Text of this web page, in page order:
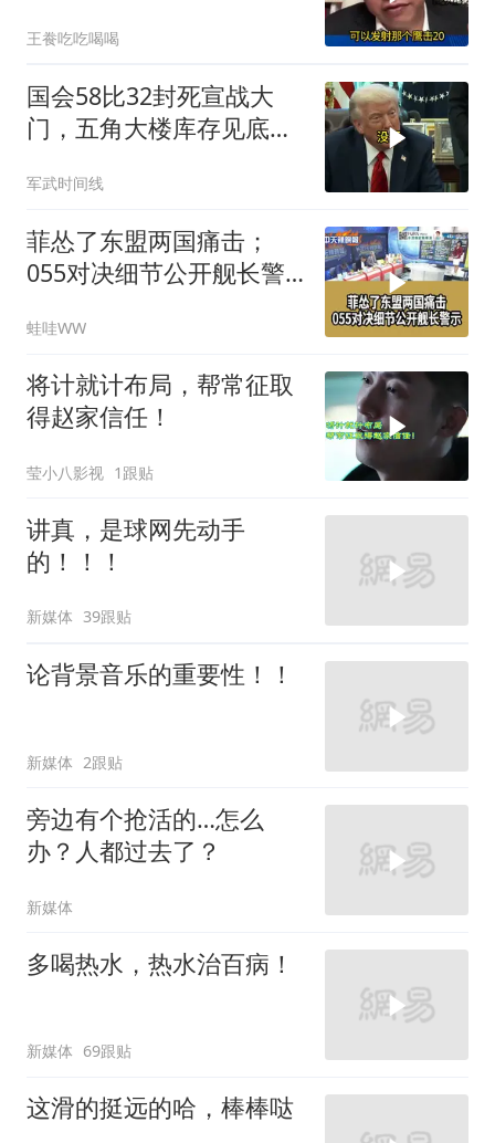
王飬吃吃喝喝
国会58比32封死宣战大
门，五角大楼库存见底，
生了什么
军武时间线
菲怂了东盟两国痛击；
055对决细节公开舰长警
冰｜辣晚报20260805
蛙哇WW
将计就计布局，帮常征取
得赵家信任！
莹小八影视 1跟贴
讲真，是球网先动手
的！！！
新媒体 39跟贴
论背景音乐的重要性！！
新媒体 2跟贴
旁边有个抢活的…怎么
办？人都过去了？
新媒体
多喝热水，热水治百病！
新媒体 69跟贴
这滑的挺远的哈，棒棒哒